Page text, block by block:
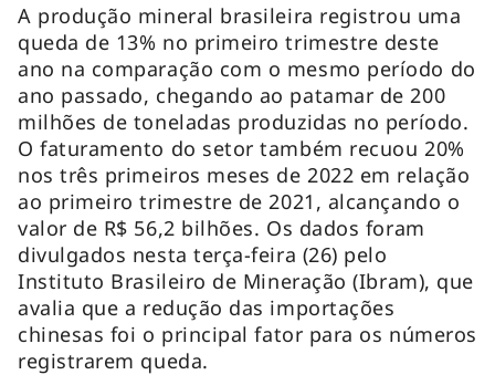
A produção mineral brasileira registrou uma
queda de 13% no primeiro trimestre deste
ano na comparação com o mesmo período do
ano passado, chegando ao patamar de 200
milhões de toneladas produzidas no período.
O faturamento do setor também recuou 20%
nos três primeiros meses de 2022 em relação
ao primeiro trimestre de 2021, alcançando o
valor de R$ 56,2 bilhões. Os dados foram
divulgados nesta terça-feira (26) pelo
Instituto Brasileiro de Mineração (Ibram), que
avalia que a redução das importações
chinesas foi o principal fator para os números
registrarem queda.